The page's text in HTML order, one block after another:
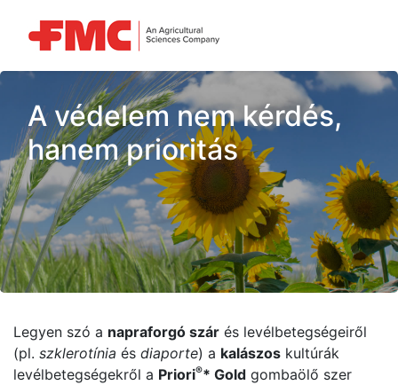
A védelem nem kérdés,
hanem prioritás
Legyen szó a napraforgó szár és levélbetegségeiről
(pl. szklerotínia és diaporte) a kalászos kultúrák
levélbetegségekről a Priori®* Gold gombaölő szer